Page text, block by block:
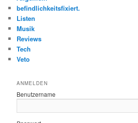
n
befindlichkeitsfixiert.
Listen
Musik
Reviews
Tech
Veto
ANMELDEN
Benutzername